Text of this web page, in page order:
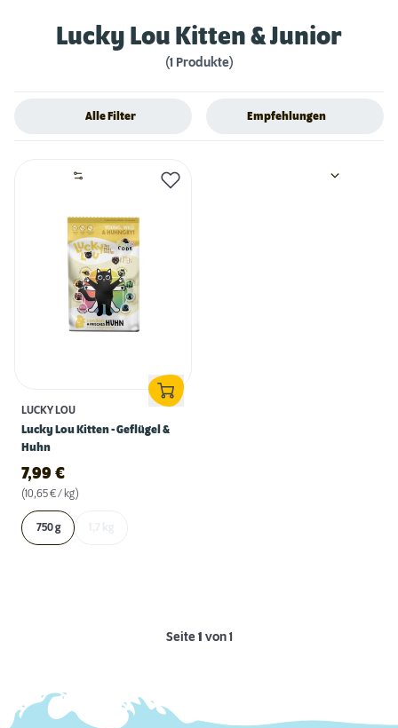
Lucky Lou Kitten & Junior
(1 Produkte)
Alle Filter Empfehlungen
LUCKY LOU
Lucky Lou Kitten - Geflügel &
Huhn
7,99 €
(10,65 € / kg)
750 g
Seite1 von 1